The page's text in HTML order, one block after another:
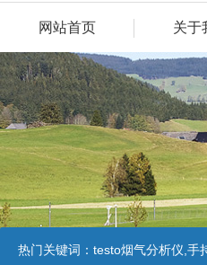
网站首页 关于
热门关键词： testo烟气分析仪,手